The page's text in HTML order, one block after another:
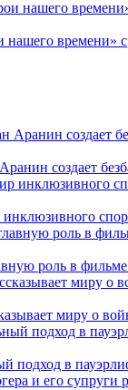
времени»
создает
роль в
миру о
подход в